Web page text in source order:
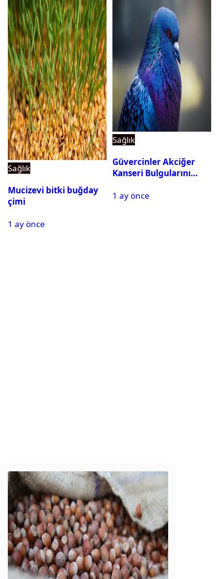
Sağlık
Mucizevi bitki buğday
çimi
1 ay önce
Sağlık
Güvercinler Akciğer
Kanseri Bulgularını
1 ay önce